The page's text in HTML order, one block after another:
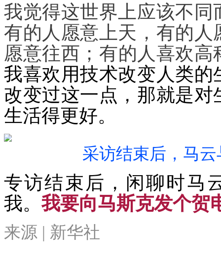
我觉得这世界上应该不
有的人愿意上天，有的
愿意往西；有的人喜欢
我喜欢用技术改变人类
改变过这一点，那就是
生活得更好。
采访结束后，马
专访结束后，闲聊时马
我。 我要向马斯克发个贺
来源 | 新华社